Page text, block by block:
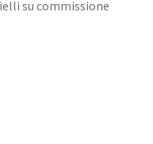
su commissione